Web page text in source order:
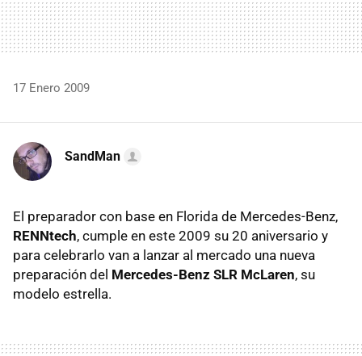
17 Enero 2009
SandMan
El preparador con base en Florida de Mercedes-Benz,
RENNtech, cumple en este 2009 su 20 aniversario y
para celebrarlo van a lanzar al mercado una nueva
preparación del Mercedes-Benz SLR McLaren, su
modelo estrella.